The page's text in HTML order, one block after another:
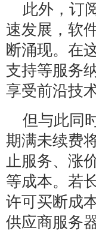
此外，订
速发展，软
断涌现。在
支持等服务
享受前沿技
但与此同
期满未续费
止服务、涨
等成本。若
许可买断成
供应商服务